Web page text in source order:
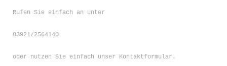
Rufen Sie einfach an unter
03921/2564140
oder nutzen Sie einfach unser Kontaktformular.